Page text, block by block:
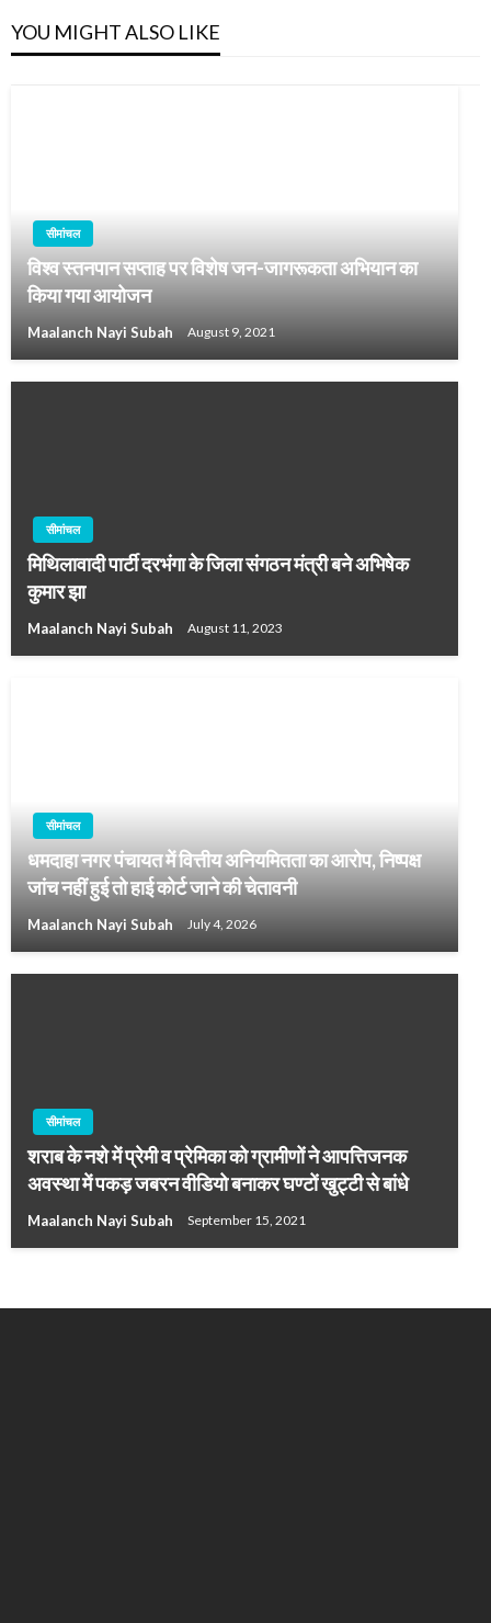
YOU MIGHT ALSO LIKE
सीमांचल
विश्व स्तनपान सप्ताह पर विशेष जन-जागरूकता अभियान का
किया गया आयोजन
Maalanch Nayi Subah August 9, 2021
सीमांचल
मिथिलावादी पार्टी दरभंगा के जिला संगठन मंत्री बने अभिषेक
कुमार झा
Maalanch Nayi Subah August 11, 2023
सीमांचल
धमदाहा नगर पंचायत में वित्तीय अनियमितता का आरोप, निष्पक्ष
जांच नहीं हुई तो हाई कोर्ट जाने की चेतावनी
Maalanch Nayi Subah July 4, 2026
सीमांचल
शराब के नशे में प्रेमी व प्रेमिका को ग्रामीणों ने आपत्तिजनक
अवस्था में पकड़ जबरन वीडियो बनाकर घण्टों खुट्टी से बांधे
Maalanch Nayi Subah September 15, 2021